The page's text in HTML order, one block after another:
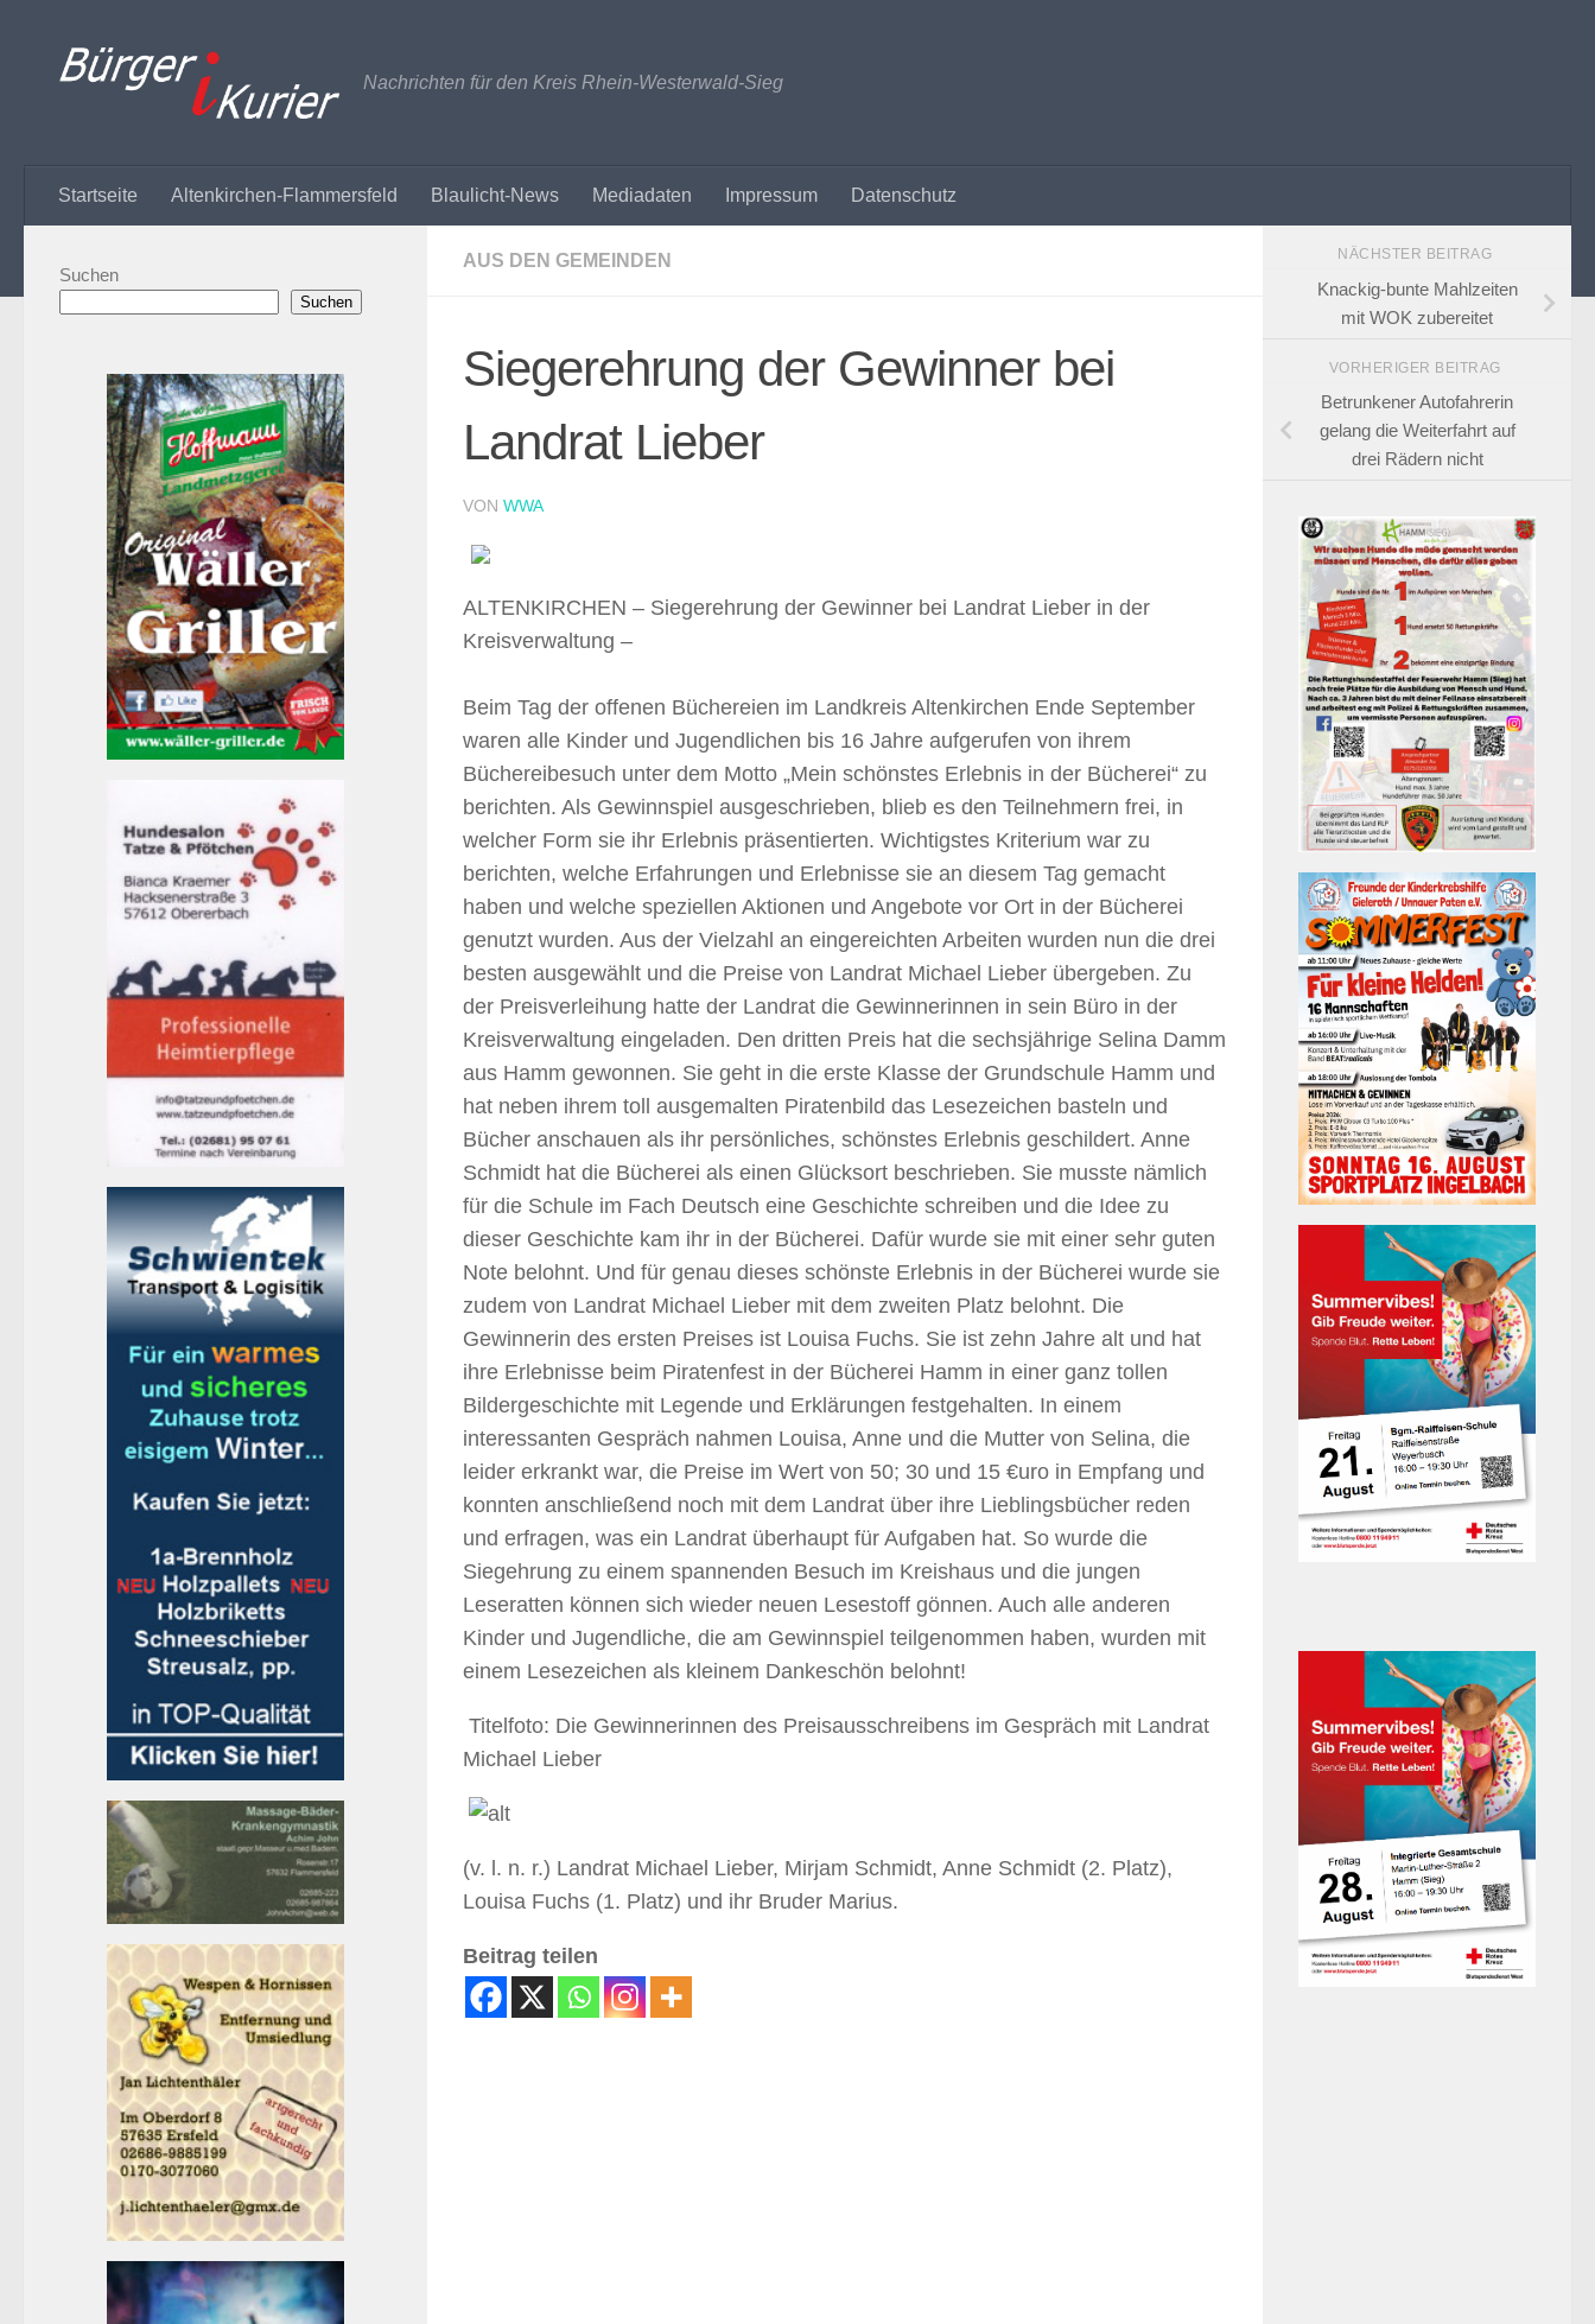
Nachrichten für den Kreis Rhein-Westerwald-Sieg
Startseite Altenkirchen-Flammersfeld Blaulicht-News Mediadaten Impressum Datenschutz
AUS DEN GEMEINDEN
Siegerehrung der Gewinner bei
Landrat Lieber
VON WWA
ALTENKIRCHEN – Siegerehrung der Gewinner bei Landrat Lieber in der
Kreisverwaltung –
Beim Tag der offenen Büchereien im Landkreis Altenkirchen Ende September
waren alle Kinder und Jugendlichen bis 16 Jahre aufgerufen von ihrem
Büchereibesuch unter dem Motto „Mein schönstes Erlebnis in der Bücherei“ zu
berichten. Als Gewinnspiel ausgeschrieben, blieb es den Teilnehmern frei, in
welcher Form sie ihr Erlebnis präsentierten. Wichtigstes Kriterium war zu
berichten, welche Erfahrungen und Erlebnisse sie an diesem Tag gemacht
haben und welche speziellen Aktionen und Angebote vor Ort in der Bücherei
genutzt wurden. Aus der Vielzahl an eingereichten Arbeiten wurden nun die drei
besten ausgewählt und die Preise von Landrat Michael Lieber übergeben. Zu
der Preisverleihung hatte der Landrat die Gewinnerinnen in sein Büro in der
Kreisverwaltung eingeladen. Den dritten Preis hat die sechsjährige Selina Damm
aus Hamm gewonnen. Sie geht in die erste Klasse der Grundschule Hamm und
hat neben ihrem toll ausgemalten Piratenbild das Lesezeichen basteln und
Bücher anschauen als ihr persönliches, schönstes Erlebnis geschildert. Anne
Schmidt hat die Bücherei als einen Glücksort beschrieben. Sie musste nämlich
für die Schule im Fach Deutsch eine Geschichte schreiben und die Idee zu
dieser Geschichte kam ihr in der Bücherei. Dafür wurde sie mit einer sehr guten
Note belohnt. Und für genau dieses schönste Erlebnis in der Bücherei wurde sie
zudem von Landrat Michael Lieber mit dem zweiten Platz belohnt. Die
Gewinnerin des ersten Preises ist Louisa Fuchs. Sie ist zehn Jahre alt und hat
ihre Erlebnisse beim Piratenfest in der Bücherei Hamm in einer ganz tollen
Bildergeschichte mit Legende und Erklärungen festgehalten. In einem
interessanten Gespräch nahmen Louisa, Anne und die Mutter von Selina, die
leider erkrankt war, die Preise im Wert von 50; 30 und 15 €uro in Empfang und
konnten anschließend noch mit dem Landrat über ihre Lieblingsbücher reden
und erfragen, was ein Landrat überhaupt für Aufgaben hat. So wurde die
Siegehrung zu einem spannenden Besuch im Kreishaus und die jungen
Leseratten können sich wieder neuen Lesestoff gönnen. Auch alle anderen
Kinder und Jugendliche, die am Gewinnspiel teilgenommen haben, wurden mit
einem Lesezeichen als kleinem Dankeschön belohnt!
Titelfoto: Die Gewinnerinnen des Preisausschreibens im Gespräch mit Landrat
Michael Lieber
(v. l. n. r.) Landrat Michael Lieber, Mirjam Schmidt, Anne Schmidt (2. Platz),
Louisa Fuchs (1. Platz) und ihr Bruder Marius.
Beitrag teilen
Suchen
Suchen
NÄCHSTER BEITRAG
Knackig-bunte Mahlzeiten
mit WOK zubereitet
VORHERIGER BEITRAG
Betrunkener Autofahrerin
gelang die Weiterfahrt auf
drei Rädern nicht